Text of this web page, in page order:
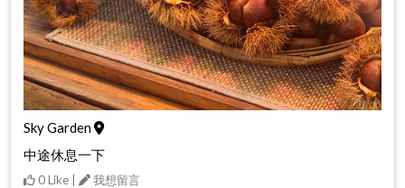
Sky Garden
中途休息一下
0 Like | 我想留言